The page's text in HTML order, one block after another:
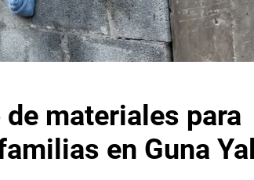
materiales para
en Guna